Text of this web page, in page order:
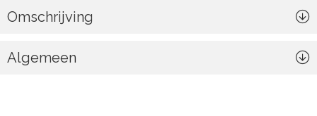
Omschrijving
Algemeen